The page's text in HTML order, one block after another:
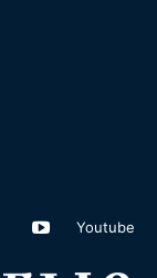
Youtube